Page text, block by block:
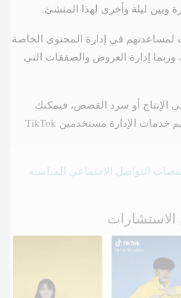
وبين ليلة وأخرى لهذا المنشئ.
لمساعدتهم في إدارة المحتوى الخاصة
وربما إدارة العروض والصفقات التي
الإنتاج أو سرد القصص، فيمكنك
بالتأكيد تطبيق ذلك على تقديم خدمات الإدارة مستخدمين TikTok
التواصل الاجتماعي المناسبة